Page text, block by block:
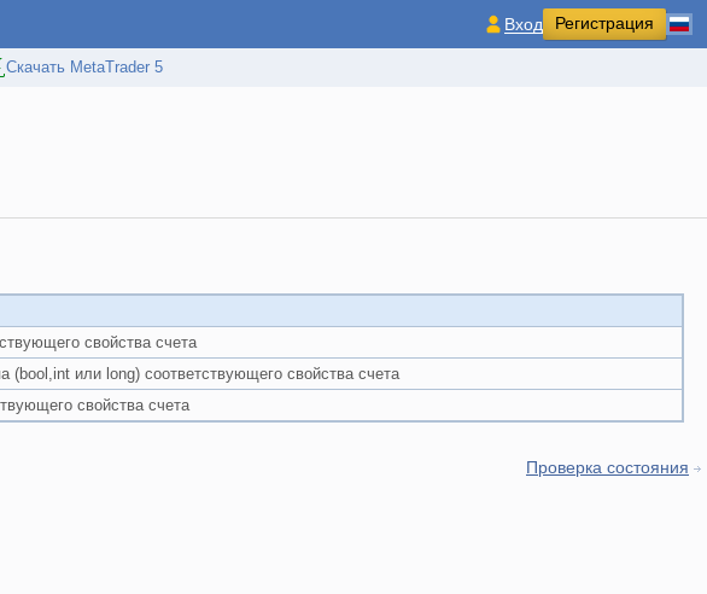
Скачать MetaTrader 5
Вход Регистрация
свойства счета
(bool,int или long) соответствующего свойства счета
свойства счета
Проверка состояния